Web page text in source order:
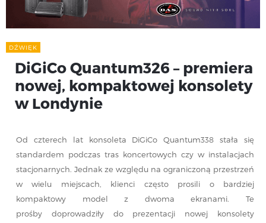
DŹWIĘK
DiGiCo Quantum326 – premiera
nowej, kompaktowej konsolety
w Londynie
Od czterech lat konsoleta DiGiCo Quantum338 stała się
standardem podczas tras koncertowych czy w instalacjach
stacjonarnych. Jednak ze względu na ograniczoną przestrzeń
w wielu miejscach, klienci często prosili o bardziej
kompaktowy model z dwoma ekranami. Te
prośby doprowadziły do prezentacji nowej konsolety